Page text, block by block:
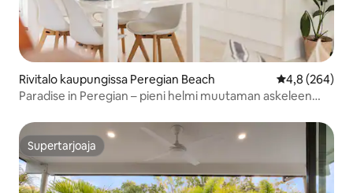
Rivitalo kaupungissa Peregian Beach
4,8 (264)
Paradise in Peregian – pieni helmi muutaman askeleen
Supertarjoaja
Supertarjoaja